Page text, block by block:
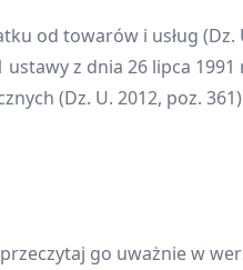
od towarów i usług (Dz.
z dnia 26 lipca 1991
(Dz. U. 2012, poz.
go uważnie w